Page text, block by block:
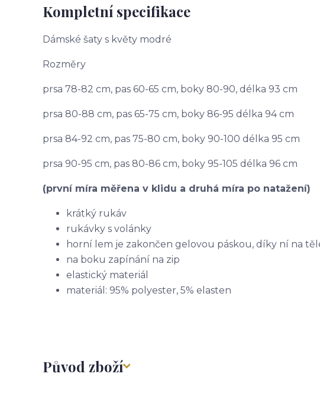
Kompletní specifikace
Dámské šaty s květy modré
Rozměry
prsa 78-82 cm, pas 60-65 cm, boky 80-90, délka 93 cm
prsa 80-88 cm, pas 65-75 cm, boky 86-95 délka 94 cm
prsa 84-92 cm, pas 75-80 cm, boky 90-100 délka 95 cm
prsa 90-95 cm, pas 80-86 cm, boky 95-105 délka 96 cm
(první míra měřena v klidu a druhá míra po natažení)
krátký rukáv
rukávky s volánky
horní lem je zakončen gelovou páskou, díky ní na
na boku zapínání na zip
elastický materiál
materiál: 95% polyester, 5% elasten
Původ zboží